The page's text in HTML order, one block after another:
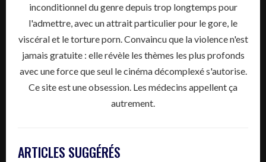
inconditionnel du genre depuis trop longtemps pour
l'admettre, avec un attrait particulier pour le gore, le
viscéral et le torture porn. Convaincu que la violence n'est
jamais gratuite : elle révèle les thèmes les plus profonds
avec une force que seul le cinéma décomplexé s'autorise.
Ce site est une obsession. Les médecins appellent ça
autrement.
ARTICLES SUGGÉRÉS